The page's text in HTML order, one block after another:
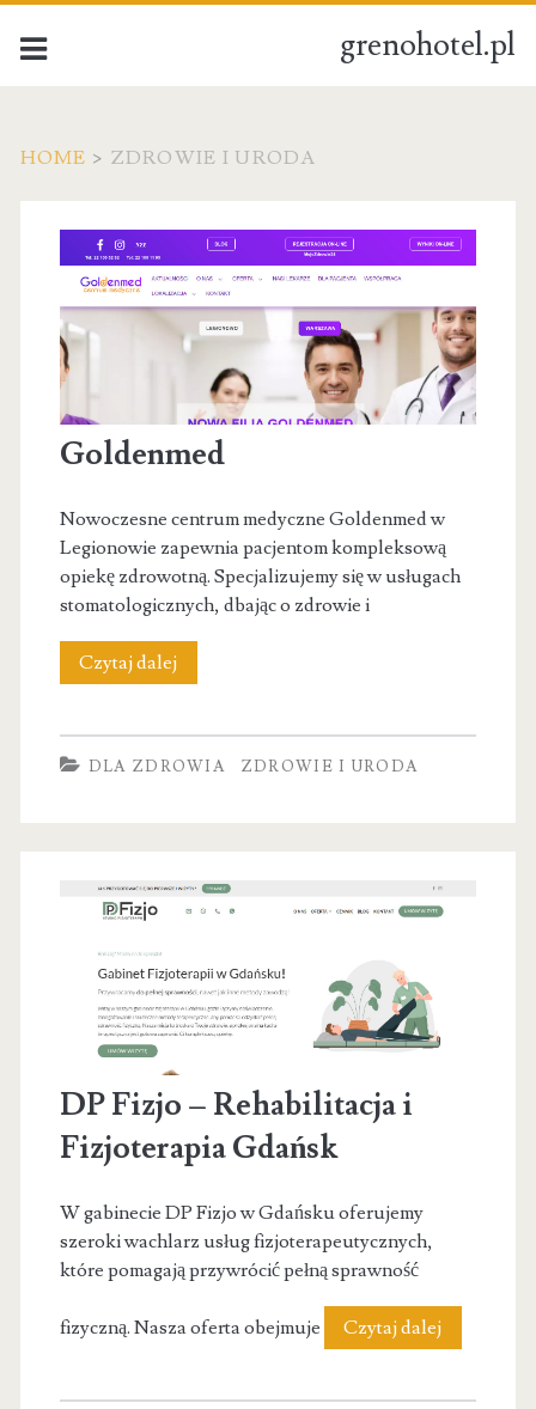
grenohotel.pl
HOME > ZDROWIE I URODA
Kategoria:
Zdrowie
uroda
Goldenmed
Nowoczesne centrum medyczne Goldenmed w
Legionowie zapewnia pacjentom kompleksową
opiekę zdrowotną. Specjalizujemy się w usługach
stomatologicznych, dbając o zdrowie i
Czytaj dalejGoldenmed
DLA ZDROWIA ZDROWIE I URODA
DP Fizjo – Rehabilitacja i
Fizjoterapia Gdańsk
W gabinecie DP Fizjo w Gdańsku oferujemy
szeroki wachlarz usług fizjoterapeutycznych,
które pomagają przywrócić pełną sprawność
fizyczną. Nasza oferta obejmuje Czytaj dalejDP